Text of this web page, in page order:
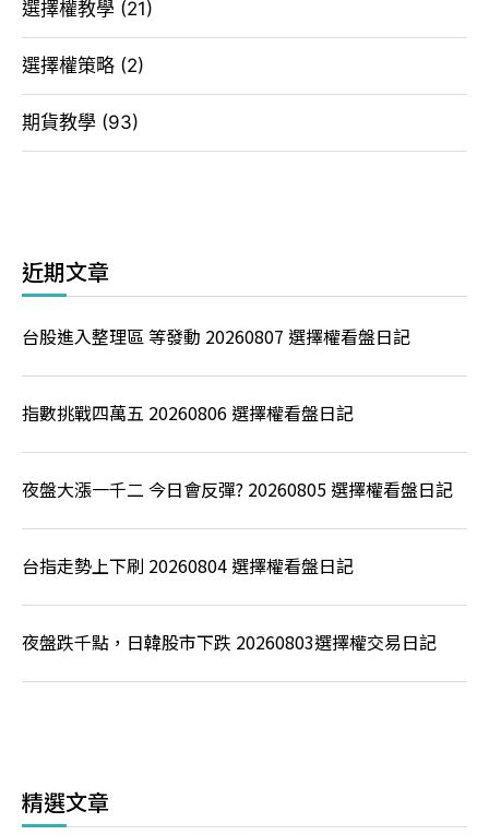
選擇權教學 (21)
選擇權策略 (2)
期貨教學 (93)
近期文章
台股進入整理區 等發動 20260807 選擇權看盤日記
指數挑戰四萬五 20260806 選擇權看盤日記
夜盤大漲一千二 今日會反彈? 20260805 選擇權看盤日記
台指走勢上下刷 20260804 選擇權看盤日記
夜盤跌千點，日韓股市下跌 20260803選擇權交易日記
精選文章